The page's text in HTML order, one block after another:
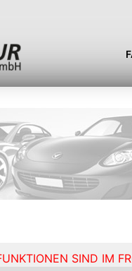
SIND IM